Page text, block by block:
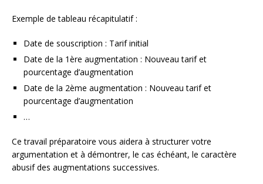
Exemple de tableau récapitulatif :
Date de souscription : Tarif initial
Date de la 1ère augmentation : Nouveau tarif et
pourcentage d’augmentation
Date de la 2ème augmentation : Nouveau tarif et
pourcentage d’augmentation
…
Ce travail préparatoire vous aidera à structurer votre
argumentation et à démontrer, le cas échéant, le caractère
abusif des augmentations successives.